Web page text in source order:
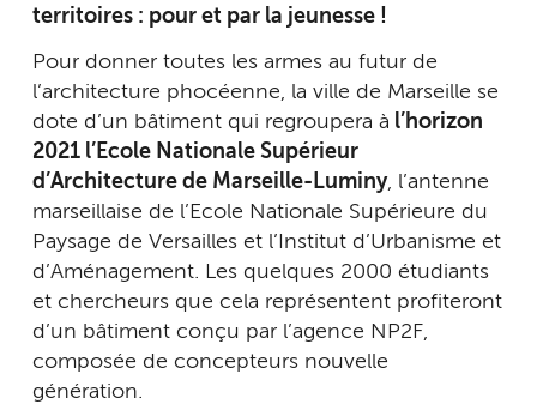
territoires : pour et par la jeunesse !
Pour donner toutes les armes au futur de
l’architecture phocéenne, la ville de Marseille se
dote d’un bâtiment qui regroupera à l’horizon
2021 l’Ecole Nationale Supérieur
d’Architecture de Marseille-Luminy, l’antenne
marseillaise de l’Ecole Nationale Supérieure du
Paysage de Versailles et l’Institut d’Urbanisme et
d’Aménagement. Les quelques 2000 étudiants
et chercheurs que cela représentent profiteront
d’un bâtiment conçu par l’agence NP2F,
composée de concepteurs nouvelle
génération.